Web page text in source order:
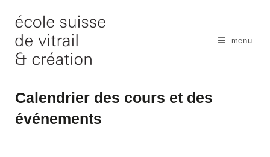
content
menu
Calendrier des cours et des
événements